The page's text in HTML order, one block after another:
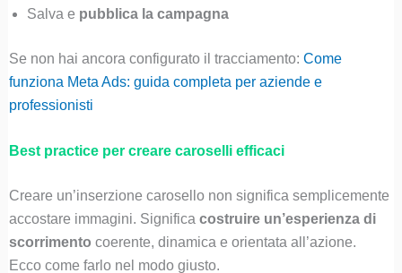
Salva e pubblica la campagna
Se non hai ancora configurato il tracciamento: Come
funziona Meta Ads: guida completa per aziende e
professionisti
Best practice per creare caroselli efficaci
Creare un’inserzione carosello non significa semplicemente
accostare immagini. Significa costruire un’esperienza di
scorrimento coerente, dinamica e orientata all’azione.
Ecco come farlo nel modo giusto.